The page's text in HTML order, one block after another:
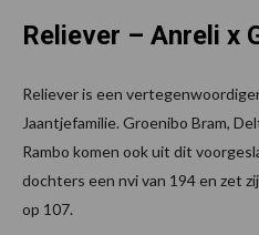
Reliever – Anreli x
Reliever is een
Jaantjefamilie. Groenibo Bram,
Rambo komen ook uit dit
dochters een nvi van 194 en zet
op 107.